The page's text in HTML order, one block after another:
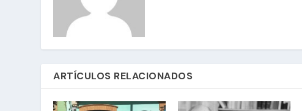
ARTÍCULOS RELACIONADOS